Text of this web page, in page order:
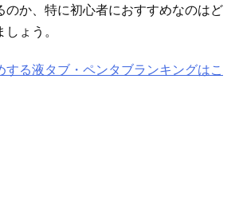
のか、特に初心者におすすめなのはど
ょう。
する液タブ・ペンタブランキングはこ